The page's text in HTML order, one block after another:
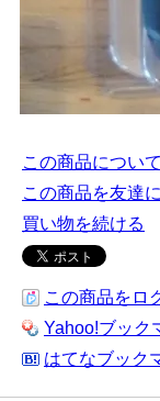
この商品につい
この商品を友達
買い物を続ける
この商品をロ
Yahoo!ブック
はてなブック